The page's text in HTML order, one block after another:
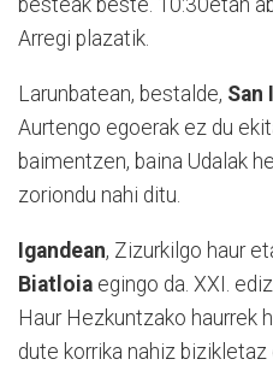
besteak beste. 10:30etan
Arregi plazatik.
Larunbatean, bestalde, San
Aurtengo egoerak ez du
baimentzen, baina Udalak
zoriondu nahi ditu.
Igandean, Zizurkilgo haur
Biatloia egingo da. XXI.
Haur Hezkuntzako haurrek
dute korrika nahiz